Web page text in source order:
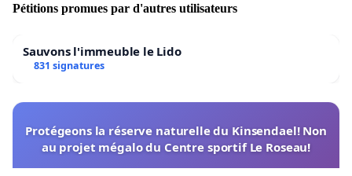
Pétitions promues par d'autres utilisateurs
Sauvons l'immeuble le Lido
831 signatures
Protégeons la réserve naturelle du Kinsendael! Non
au projet mégalo du Centre sportif Le Roseau!